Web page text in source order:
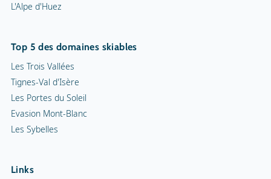
L'Alpe d'Huez
Top 5 des domaines skiables
Les Trois Vallées
Tignes-Val d'Isère
Les Portes du Soleil
Evasion Mont-Blanc
Les Sybelles
Links